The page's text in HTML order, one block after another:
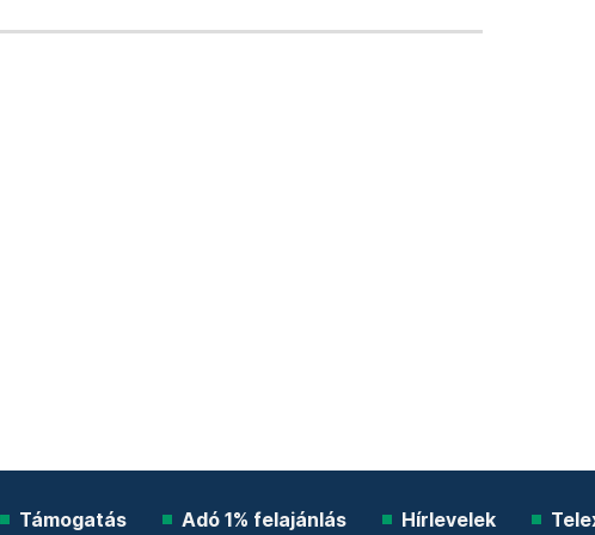
Támogatás Adó 1% felajánlás Hírlevelek